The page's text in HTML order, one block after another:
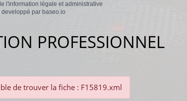
l'information légale et administrative
par baseo.io
PROFESSIONNEL
de trouver la fiche : F15819.xml